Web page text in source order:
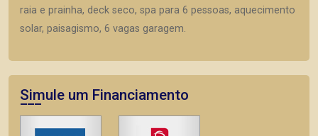
raia e prainha, deck seco, spa para 6 pessoas, aquecimento
solar, paisagismo, 6 vagas garagem.
Simule um Financiamento